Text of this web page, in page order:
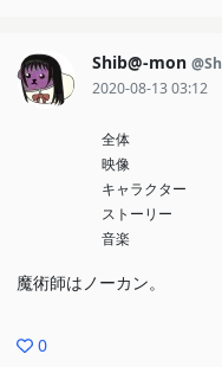
Shib@-mon
2020-08-13 03:12
全体
映像
キャラクター
ストーリー
音楽
魔術師はノーカン。
0